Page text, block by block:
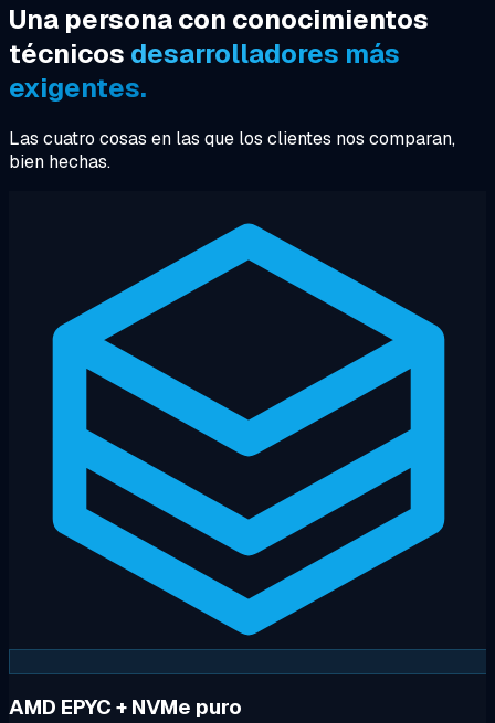
Una persona con conocimientos
técnicos desarrolladores más
exigentes.
Las cuatro cosas en las que los clientes nos comparan,
bien hechas.
AMD EPYC + NVMe puro